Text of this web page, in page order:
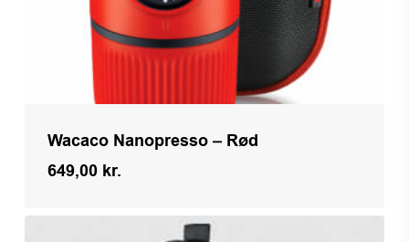
Wacaco Nanopresso – Rød
649,00 kr.